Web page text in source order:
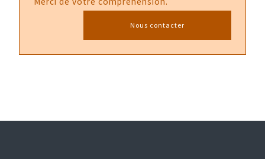
Nous contacter